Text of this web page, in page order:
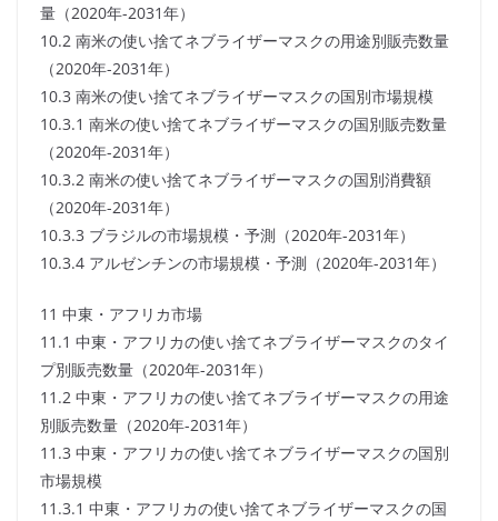
量（2020年-2031年）
10.2 南米の使い捨てネブライザーマスクの用途別販売数量
（2020年-2031年）
10.3 南米の使い捨てネブライザーマスクの国別市場規模
10.3.1 南米の使い捨てネブライザーマスクの国別販売数量
（2020年-2031年）
10.3.2 南米の使い捨てネブライザーマスクの国別消費額
（2020年-2031年）
10.3.3 ブラジルの市場規模・予測（2020年-2031年）
10.3.4 アルゼンチンの市場規模・予測（2020年-2031年）
11 中東・アフリカ市場
11.1 中東・アフリカの使い捨てネブライザーマスクのタイ
プ別販売数量（2020年-2031年）
11.2 中東・アフリカの使い捨てネブライザーマスクの用途
別販売数量（2020年-2031年）
11.3 中東・アフリカの使い捨てネブライザーマスクの国別
市場規模
11.3.1 中東・アフリカの使い捨てネブライザーマスクの国